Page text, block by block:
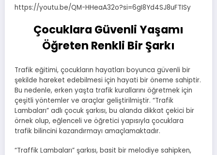
https://youtu.be/QM-HHeaA32o?si=6gI8Yd4SJ8uFTISy
Çocuklara Güvenli Yaşamı
Öğreten Renkli Bir Şarkı
Trafik eğitimi, çocukların hayatları boyunca güvenli bir
şekilde hareket edebilmesi için hayati bir öneme sahiptir.
Bu nedenle, erken yaşta trafik kurallarını öğretmek için
çeşitli yöntemler ve araçlar geliştirilmiştir. “Trafik
Lambaları” adlı çocuk şarkısı, bu alanda dikkat çekici bir
örnek olup, eğlenceli ve öğretici yapısıyla çocuklara
trafik bilincini kazandırmayı amaçlamaktadır.
“Traffik Lambaları” şarkısı, basit bir melodiye sahipken,